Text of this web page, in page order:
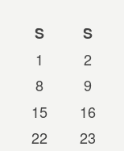
S
S
1
2
8
9
15
16
22
23